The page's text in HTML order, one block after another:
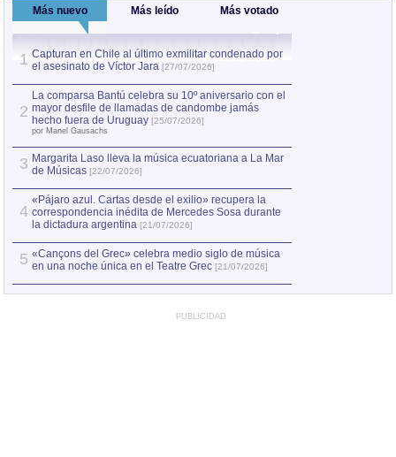
Más nuevo Más leído Más votado
1 Capturan en Chile al último exmilitar condenado por
el asesinato de Víctor Jara [27/07/2026]
2
La comparsa Bantú celebra su 10º aniversario con el
mayor desfile de llamadas de candombe jamás
hecho fuera de Uruguay [25/07/2026]
por Manel Gausachs
3 Margarita Laso lleva la música ecuatoriana a La Mar
de Músicas [22/07/2026]
4
«Pájaro azul. Cartas desde el exilio» recupera la
correspondencia inédita de Mercedes Sosa durante
la dictadura argentina [21/07/2026]
5 «Cançons del Grec» celebra medio siglo de música
en una noche única en el Teatre Grec [21/07/2026]
PUBLICIDAD